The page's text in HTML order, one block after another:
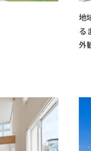
地
る
外